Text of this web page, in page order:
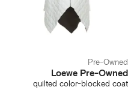
Pre-Owned
Loewe Pre-Owned
quilted color-blocked coat